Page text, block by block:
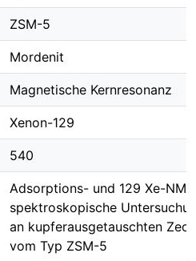
ZSM-5
Mordenit
Magnetische Kernresonanz
Xenon-129
540
Adsorptions- und 129 Xe-
spektroskopische
an kupferausgetauschten
vom Typ ZSM-5